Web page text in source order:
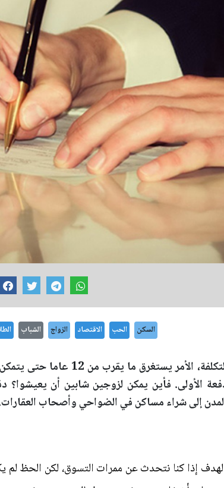
السكن الحب الاقتصاد الزواج الشباب
الإقامة أيضا باهظة
الأولى. فأين يمكن لزوجين شابين أن
إذا كنا نتحدث عن ممرات التسوق، لكن الحظ لم